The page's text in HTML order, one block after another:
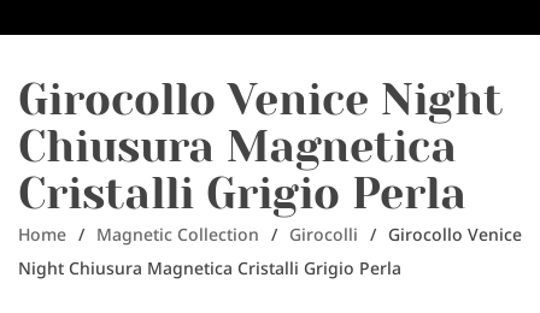
Girocollo Venice Night
Chiusura Magnetica
Cristalli Grigio Perla
Home / Magnetic Collection / Girocolli / Girocollo Venice
Night Chiusura Magnetica Cristalli Grigio Perla